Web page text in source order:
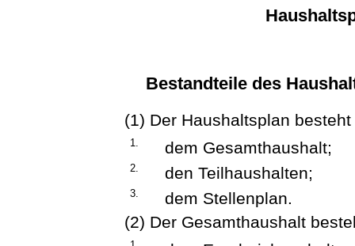
Bestandteile des
(1) Der Haushaltsplan
1. dem Gesamthaushalt;
2. den Teilhaushalten;
3.
dem Stellenplan.
(2) Der Gesamthaushalt